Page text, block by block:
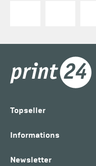
Topseller
Informations
Newsletter